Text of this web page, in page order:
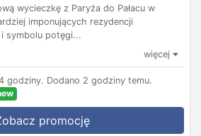
wycieczkę z Paryża do Pałacu w
imponujących rezydencji
symbolu potęgi...
więcej
godziny. Dodano 2 godziny temu.
promocję